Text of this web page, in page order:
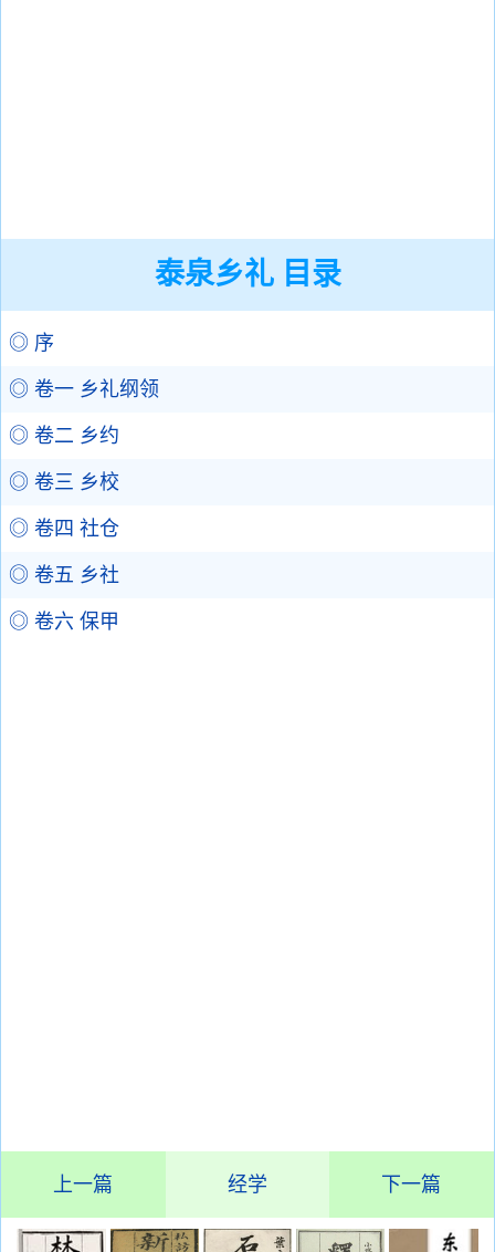
泰泉乡礼 目录
◎ 序
◎ 卷一 乡礼纲领
◎ 卷二 乡约
◎ 卷三 乡校
◎ 卷四 社仓
◎ 卷五 乡社
◎ 卷六 保甲
上一篇 经学 下一篇